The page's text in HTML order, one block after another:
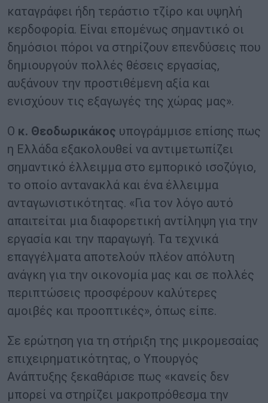
καταγράφει ήδη τεράστιο τζίρο και υψηλή
κερδοφορία. Είναι επομένως σημαντικό οι
δημόσιοι πόροι να στηρίζουν επενδύσεις που
δημιουργούν πολλές θέσεις εργασίας,
αυξάνουν την προστιθέμενη αξία και
ενισχύουν τις εξαγωγές της χώρας μας».
Ο κ. Θεοδωρικάκος υπογράμμισε επίσης πως
η Ελλάδα εξακολουθεί να αντιμετωπίζει
σημαντικό έλλειμμα στο εμπορικό ισοζύγιο,
το οποίο αντανακλά και ένα έλλειμμα
ανταγωνιστικότητας. «Για τον λόγο αυτό
απαιτείται μια διαφορετική αντίληψη για την
εργασία και την παραγωγή. Τα τεχνικά
επαγγέλματα αποτελούν πλέον απόλυτη
ανάγκη για την οικονομία μας και σε πολλές
περιπτώσεις προσφέρουν καλύτερες
αμοιβές και προοπτικές», όπως είπε.
Σε ερώτηση για τη στήριξη της μικρομεσαίας
επιχειρηματικότητας, ο Υπουργός
Ανάπτυξης ξεκαθάρισε πως «κανείς δεν
μπορεί να στηρίζει μακροπρόθεσμα την